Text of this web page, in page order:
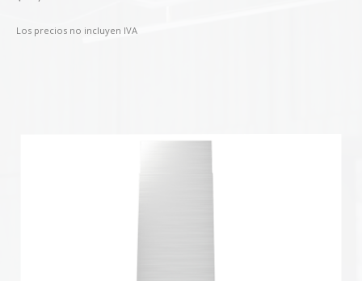
Los precios no incluyen IVA